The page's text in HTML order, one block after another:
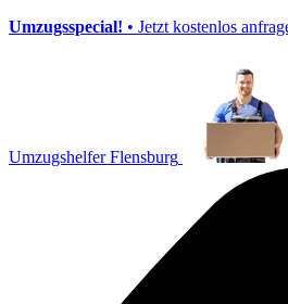
Umzugsspecial! • Jetzt kostenlos
Umzugshelfer Flensburg